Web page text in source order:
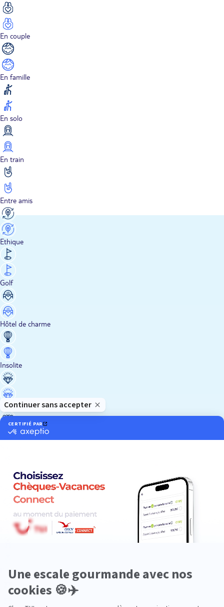
En couple
En famille
En solo
En train
Entre amis
Ethique
Golf
Hôtel de charme
Insolite
Luxe
Neige
Plongée
Premium